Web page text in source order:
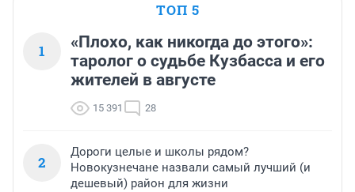
ТОП 5
1
«Плохо, как никогда до этого»:
таролог о судьбе Кузбасса и его
жителей в августе
15 391 28
2
Дороги целые и школы рядом?
Новокузнечане назвали самый лучший (и
дешевый) район для жизни